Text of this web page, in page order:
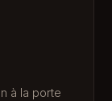
à la porte